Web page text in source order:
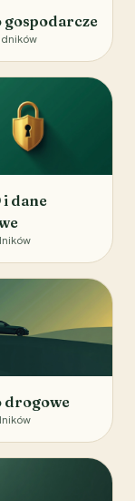
gospodarcze
i dane
drogowe